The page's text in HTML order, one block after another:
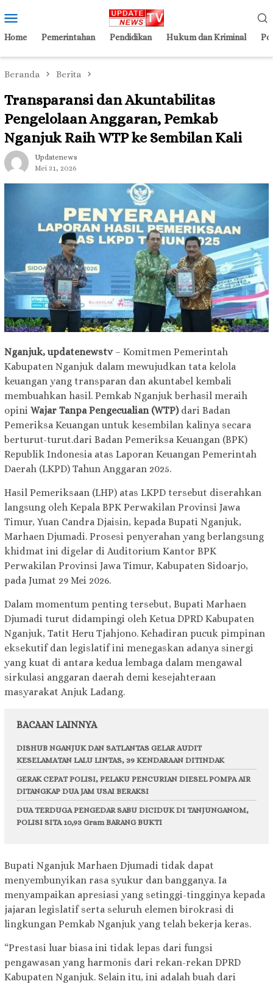
ke
kontenMobile
Home Pemerintahan Pendidikan Hukum dan Kriminal
Beranda Berita
Transparansi dan Akuntabilitas
Pengelolaan Anggaran, Pemkab
Nganjuk Raih WTP ke Sembilan Kali
Updatenews
Mei 31, 2026
Nganjuk, updatenewstv– Komitmen Pemerintah
Kabupaten Nganjuk dalam mewujudkan tata kelola
keuangan yang transparan dan akuntabel kembali
membuahkan hasil. Pemkab Nganjuk berhasil meraih
opini Wajar Tanpa Pengecualian (WTP)dari Badan
Pemeriksa Keuangan untuk kesembilan kalinya secara
berturut-turut.dari Badan Pemeriksa Keuangan (BPK)
Republik Indonesia atas Laporan Keuangan Pemerintah
Daerah (LKPD) Tahun Anggaran 2025.
Hasil Pemeriksaan (LHP) atas LKPD tersebut diserahkan
langsung oleh Kepala BPK Perwakilan Provinsi Jawa
Timur, Yuan Candra Djaisin, kepada Bupati Nganjuk,
Marhaen Djumadi. Prosesi penyerahan yang berlangsung
khidmat ini digelar di Auditorium Kantor BPK
Perwakilan Provinsi Jawa Timur, Kabupaten Sidoarjo,
pada Jumat 29 Mei 2026.
Dalam momentum penting tersebut, Bupati Marhaen
Djumadi turut didampingi oleh Ketua DPRD Kabupaten
Nganjuk, Tatit Heru Tjahjono. Kehadiran pucuk pimpinan
eksekutif dan legislatif ini menegaskan adanya sinergi
yang kuat di antara kedua lembaga dalam mengawal
sirkulasi anggaran daerah demi kesejahteraan
masyarakat Anjuk Ladang.
BACAAN LAINNYA
DISHUB NGANJUK DAN SATLANTAS GELAR AUDIT
KESELAMATAN LALU LINTAS, 39 KENDARAAN DITINDAK
GERAK CEPAT POLISI, PELAKU PENCURIAN DIESEL POMPA AIR
DITANGKAP DUA JAM USAI BERAKSI
DUA TERDUGA PENGEDAR SABU DICIDUK DI TANJUNGANOM,
POLISI SITA 10,93 Gram BARANG BUKTI
Bupati Nganjuk Marhaen Djumadi tidak dapat
menyembunyikan rasa syukur dan bangganya. Ia
menyampaikan apresiasi yang setinggi-tingginya kepada
jajaran legislatif serta seluruh elemen birokrasi di
lingkungan Pemkab Nganjuk yang telah bekerja keras.
“Prestasi luar biasa ini tidak lepas dari fungsi
pengawasan yang harmonis dari rekan-rekan DPRD
Kabupaten Nganjuk. Selain itu, ini adalah buah dari